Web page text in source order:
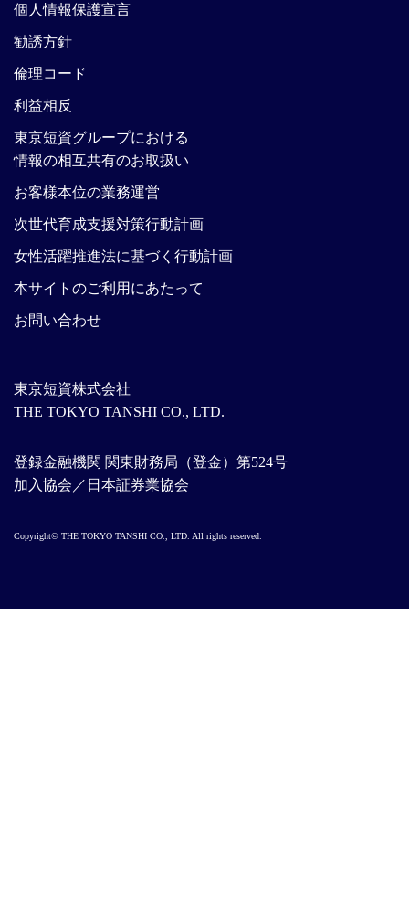
東京短資株式会社
THE TOKYO TANSHI CO., LTD.
登録金融機関 関東財務局（登金）第524号
加入協会／日本証券業協会
個人情報保護宣言
勧誘方針
倫理コード
利益相反
東京短資グループにおける
情報の相互共有のお取扱い
お客様本位の業務運営
次世代育成支援対策行動計画
女性活躍推進法に基づく行動計画
本サイトのご利用にあたって
お問い合わせ
Copyright© THE TOKYO TANSHI CO., LTD. All rights reserved.